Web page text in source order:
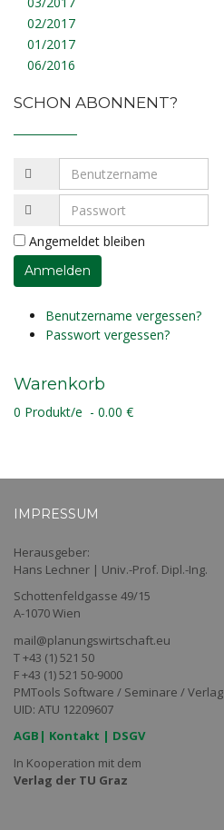
02/2017
01/2017
06/2016
SCHON ABONNENT?
Angemeldet bleiben
Benutzername vergessen?
Passwort vergessen?
Warenkorb
0 Produkt/e - 0.00 €
IMPRESSUM
Herausgeber:
Hans Lechner | Univ.-Prof. Dipl.-Ing.
Schottenfeldgasse 49/15
A-1070 Wien
mail@planungswirtschaft.eu
T +43 (1) 521 50
F +43 (1) 521 50-9000
PMTools Software / Seminare / Verlag
UID: ATU 12209607
AGB | Kontakt | DSGV
In Kooperation mit dem
Verlag der TU Graz